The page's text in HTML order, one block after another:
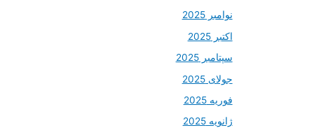
نوامبر 2025
اکتبر 2025
سپتامبر 2025
جولای 2025
فوریه 2025
ژانویه 2025